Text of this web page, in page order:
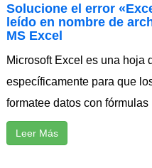
Solucione el error
leído en nombre de
MS Excel
Microsoft Excel es una hoja
específicamente para que
formatee datos con fórmulas
Leer Más